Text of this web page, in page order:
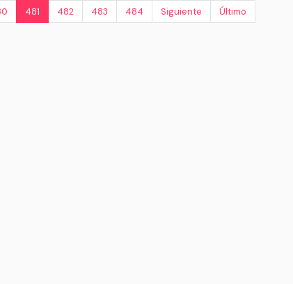
481 482 483 484 Siguiente Último